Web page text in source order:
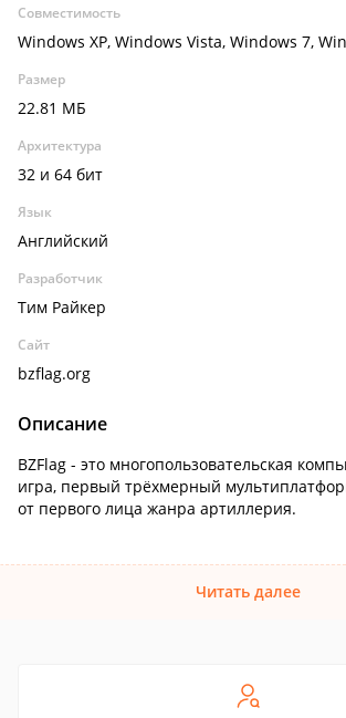
Совместимость
Windows XP, Windows Vista, Windows 7,
Размер
22.81 МБ
Архитектура
32 и 64 бит
Язык
Английский
Разработчик
Тим Райкер
Сайт
bzflag.org
Описание
BZFlag - это многопользовательская
игра, первый трёхмерный
от первого лица жанра артиллерия.
Читать далее